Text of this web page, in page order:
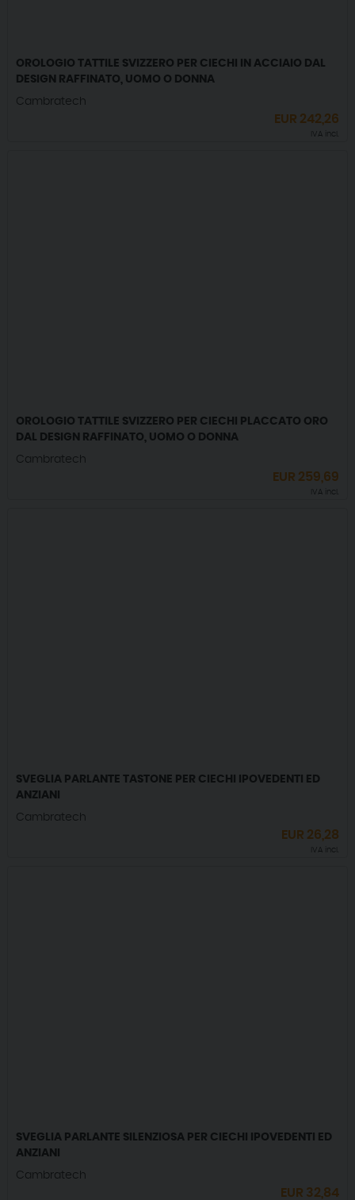
OROLOGIO TATTILE SVIZZERO PER CIECHI IN ACCIAIO DAL
DESIGN RAFFINATO, UOMO O DONNA
Cambratech
EUR 242,26
IVA incl.
OROLOGIO TATTILE SVIZZERO PER CIECHI PLACCATO ORO
DAL DESIGN RAFFINATO, UOMO O DONNA
Cambratech
EUR 259,69
IVA incl.
SVEGLIA PARLANTE TASTONE PER CIECHI IPOVEDENTI ED
ANZIANI
Cambratech
EUR 26,28
IVA incl.
SVEGLIA PARLANTE SILENZIOSA PER CIECHI IPOVEDENTI ED
ANZIANI
Cambratech
EUR 32,84